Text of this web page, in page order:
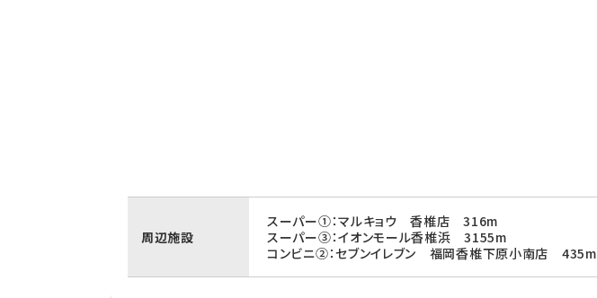
周辺施設
スーパー①：マルキョウ 香椎店 316m
スーパー③：イオンモール香椎浜 3155m
コンビニ②：セブンイレブン 福岡香椎下原小南店 435m